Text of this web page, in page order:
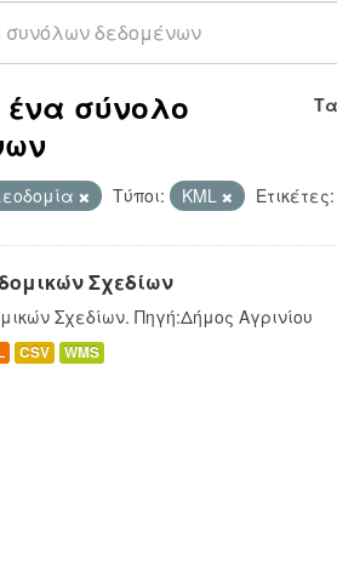
ένα σύνολο
Τύποι: KML Ετικέτες:
Σχεδίων
Σχεδίων. Πηγή:Δήμος Αγρινίου
CSV WMS